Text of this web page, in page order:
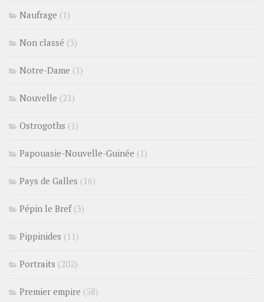
Naufrage (1)
Non classé (3)
Notre-Dame (1)
Nouvelle (21)
Ostrogoths (1)
Papouasie-Nouvelle-Guinée (1)
Pays de Galles (16)
Pépin le Bref(3)
Pippinides (11)
Portraits (202)
Premier empire (58)